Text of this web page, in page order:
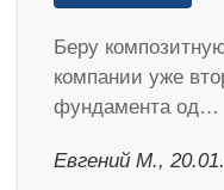
Беру
компании уже
фундамента од…
​Евгений М.,